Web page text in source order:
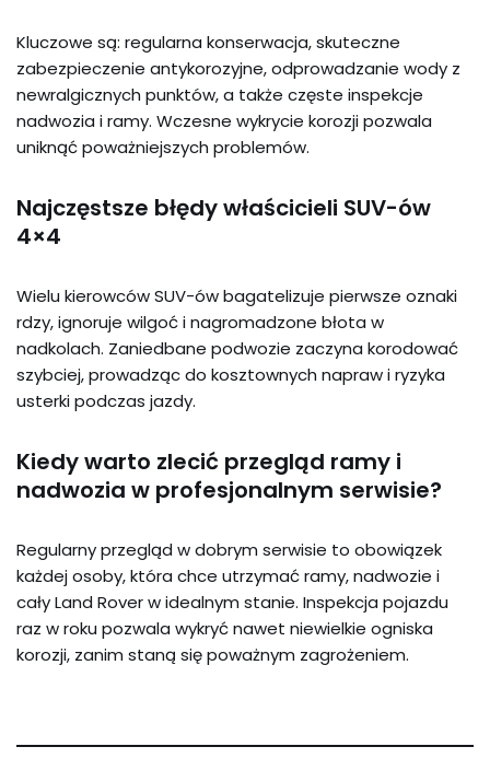
Kluczowe są: regularna konserwacja, skuteczne
zabezpieczenie antykorozyjne, odprowadzanie wody z
newralgicznych punktów, a także częste inspekcje
nadwozia i ramy. Wczesne wykrycie korozji pozwala
uniknąć poważniejszych problemów.
Najczęstsze błędy właścicieli SUV-ów
4×4
Wielu kierowców SUV-ów bagatelizuje pierwsze oznaki
rdzy, ignoruje wilgoć i nagromadzone błota w
nadkolach. Zaniedbane podwozie zaczyna korodować
szybciej, prowadząc do kosztownych napraw i ryzyka
usterki podczas jazdy.
Kiedy warto zlecić przegląd ramy i
nadwozia w profesjonalnym serwisie?
Regularny przegląd w dobrym serwisie to obowiązek
każdej osoby, która chce utrzymać ramy, nadwozie i
cały Land Rover w idealnym stanie. Inspekcja pojazdu
raz w roku pozwala wykryć nawet niewielkie ogniska
korozji, zanim staną się poważnym zagrożeniem.